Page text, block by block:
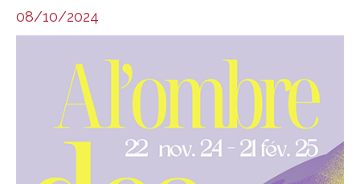
08/10/2024